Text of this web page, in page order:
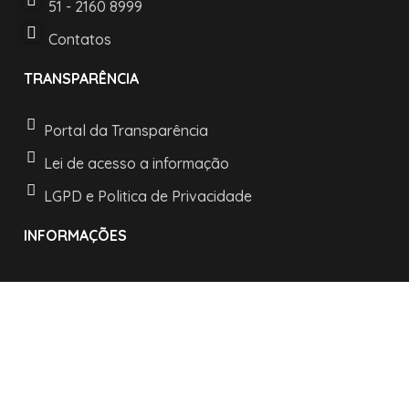
51 - 2160 8999
Contatos
TRANSPARÊNCIA
Portal da Transparência
Lei de acesso a informação
LGPD e Politica de Privacidade
INFORMAÇÕES